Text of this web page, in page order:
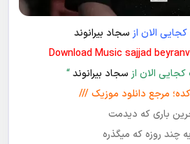
الان از سجاد بیرانوند
Download Music sajjad
الان از سجاد بیرانوند“
کده؛ مرجع دانلود موزیک ///
باری که دیدمت
چند روزه که میگذره